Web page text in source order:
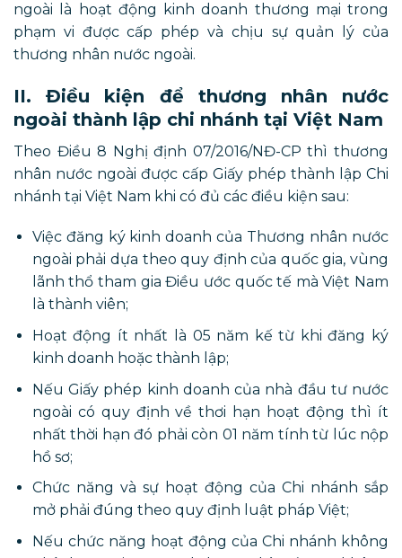
ngoài là hoạt động kinh doanh thương mại trong
phạm vi được cấp phép và chịu sự quản lý của
thương nhân nước ngoài.
II. Điều kiện để thương nhân nước
ngoài thành lập chi nhánh tại Việt Nam
Theo Điều 8 Nghị định 07/2016/NĐ-CP thì thương
nhân nước ngoài được cấp Giấy phép thành lập Chi
nhánh tại Việt Nam khi có đủ các điều kiện sau:
Việc đăng ký kinh doanh của Thương nhân nước
ngoài phải dựa theo quy định của quốc gia, vùng
lãnh thổ tham gia Điều ước quốc tế mà Việt Nam
là thành viên;
Hoạt động ít nhất là 05 năm kế từ khi đăng ký
kinh doanh hoặc thành lập;
Nếu Giấy phép kinh doanh của nhà đầu tư nước
ngoài có quy định về thơi hạn hoạt động thì ít
nhất thời hạn đó phải còn 01 năm tính từ lúc nộp
hồ sơ;
Chức năng và sự hoạt động của Chi nhánh sắp
mở phải đúng theo quy định luật pháp Việt;
Nếu chức năng hoạt động của Chi nhánh không